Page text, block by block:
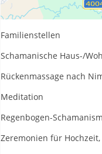
Ansprechpartner für
Familienstellen
Schamanische Haus-/
Rückenmassage nach
Meditation
Regenbogen-
Zeremonien für